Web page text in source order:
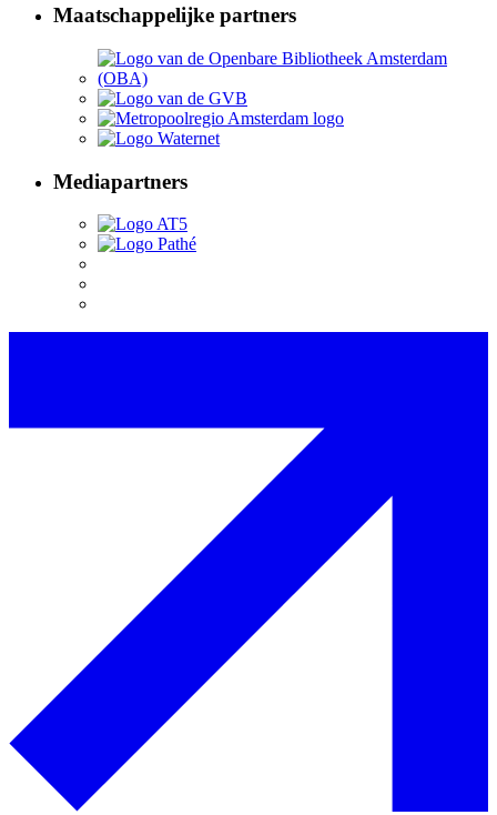
Maatschappelijke partners
Mediapartners